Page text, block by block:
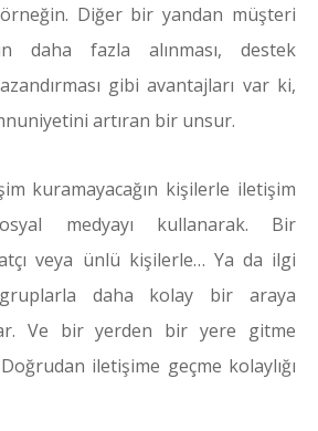
Diğer bir yandan müşteri
daha fazla alınması, destek
gibi avantajları var ki,
artıran bir unsur.
kuramayacağın kişilerle iletişim
medyayı kullanarak. Bir
veya ünlü kişilerle… Ya da ilgi
daha kolay bir araya
Ve bir yerden bir yere gitme
iletişime geçme kolaylığı